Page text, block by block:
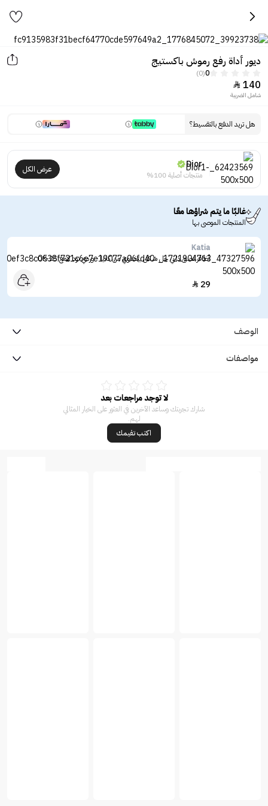
ديور أداة رفع رموش باكستيج
0
(0)
140

شامل الضريبة
هل تريد الدفع بالتقسيط؟
Dior
منتجات أصلية 100%
عرض الكل
غالبًا ما يتم شراؤها معًا
المنتجات الموصى بها
Katia
أظافر لصق ذاتي جل شكل بيضاوي من كاتيا - وردي نود لامع OK-25
29

الوصف
مواصفات
لا توجد مراجعات بعد
شارك تجربتك وساعد الآخرين في العثور على الخيار المثالي
لهم.
اكتب تقيمك